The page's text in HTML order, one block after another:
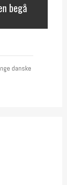
begå
danske